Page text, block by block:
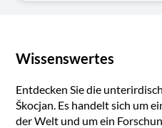
Wissenswertes
Entdecken Sie die
Škocjan. Es handelt sich um
der Welt und um ein